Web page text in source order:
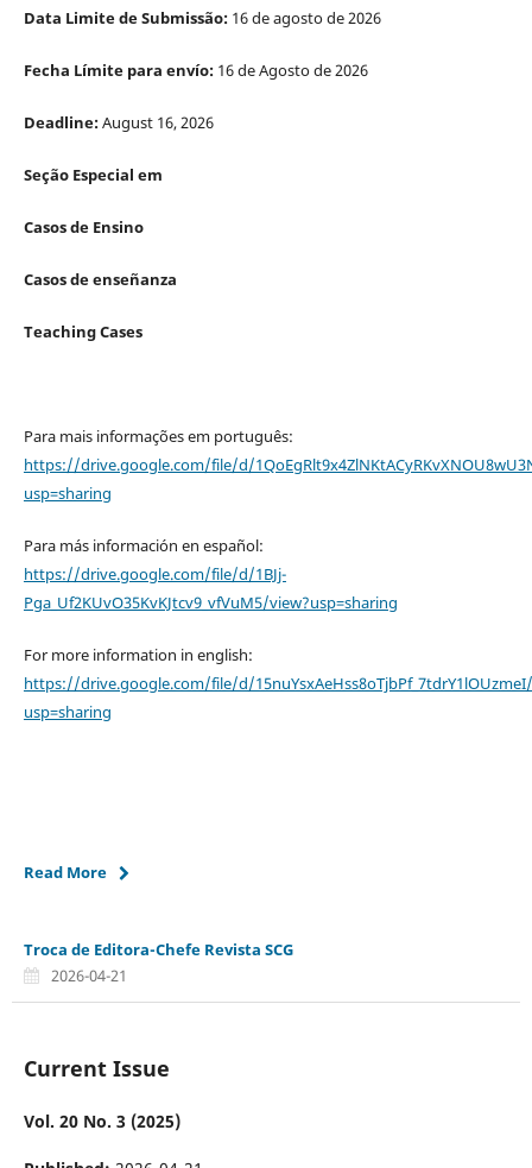
Data Limite de Submissão: 16 de agosto de 2026
Fecha Límite para envío:16 de Agosto de 2026
Deadline:August 16, 2026
Seção Especial em
Casos de Ensino
Casos de enseñanza
Teaching Cases
Para mais informações em português:
https://drive.google.com/file/d/
usp=sharing
Para más información en español:
https://drive.google.com/file/d/1BJj-
Pga_Uf2KUvO35KvKJtcv9_vfVuM5/view?usp=sharing
For more information in english:
https://drive.google.com/file/d/
usp=sharing
Read More
Troca de Editora-Chefe Revista SCG
2026-04-21
Current Issue
Vol. 20 No. 3 (2025)